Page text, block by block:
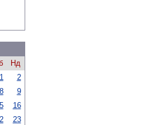
Нд
1
2
8
9
16
23